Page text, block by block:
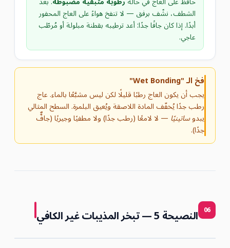
الشطف، نشّف برفق — لا تنفخ هواءً على العاج المحفور
أبدًا. إذا كان جافًا جدًا: أعد ترطيبه بقطنة مبلولة أو مُرطّب
عاجي.
فخ الـ "Wet Bonding"
يجب أن يكون العاج رطبًا قليلًا لكن ليس مشبَّعًا بالماء. عاج
رطب جدًا يُخفّف المادة اللاصقة ويُعيق البلمرة. السطح المثالي
يبدوساتينيًا — لا لامعًا (رطب جدًا) ولا مطفيًا وجيريًا (جافٌّ
جدًا).
06 النصيحة 5 — تبخر المذيبات غير الكافي